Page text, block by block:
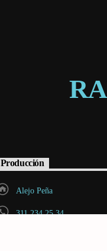
Producción
Alejo Peña
311 234 25 34